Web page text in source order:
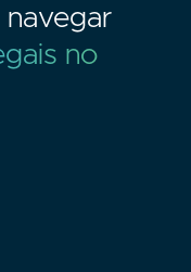
navegar
no